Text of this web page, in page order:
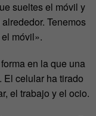
sueltes el móvil y
Tenemos
móvil».
en la que una
El celular ha tirado
el trabajo y el ocio.